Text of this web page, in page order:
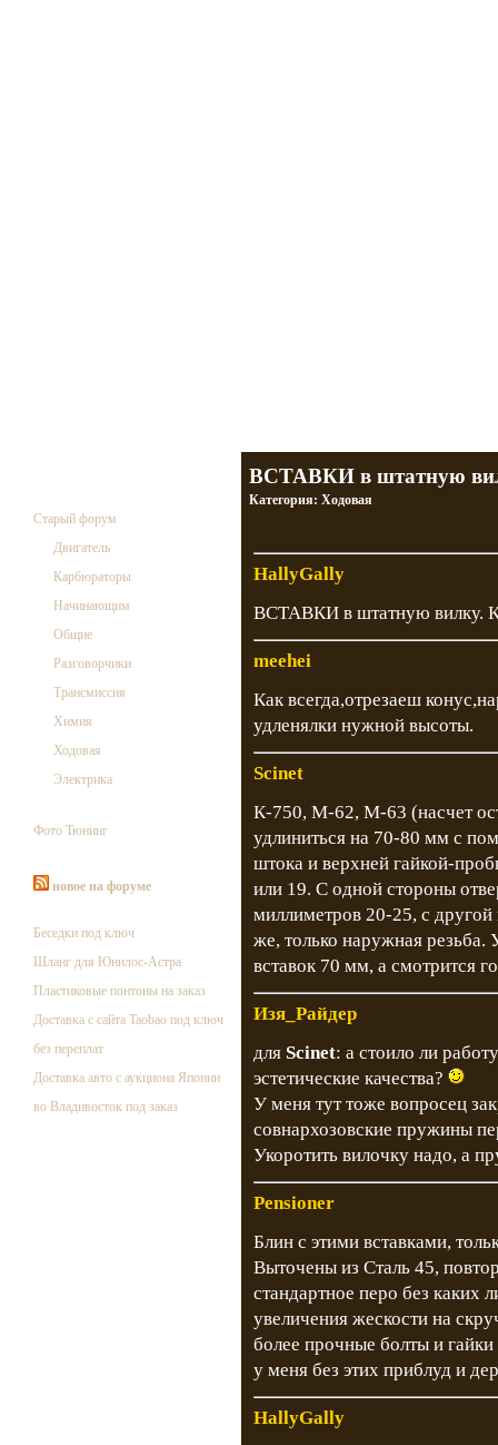
Старый форум
Двигатель
Карбюраторы
Начинающим
Общие
Разговорчики
Трансмиссия
Химия
Ходовая
Электрика
Фото Тюнинг
новое на форуме
Беседки под ключ
Шланг для Юнилос-Астра
Пластиковые понтоны на заказ
Доставка с сайта Taobao под ключ
без переплат
Доставка авто с аукциона Японии
во Владивосток под заказ
ВСТАВКИ в штатную
Категория: Ходовая
HallyGally
ВСТАВКИ в штатную вилку.
meehei
Как всегда,отрезаеш
удленялки нужной высоты.
Scinet
К-750, М-62, М-63 (насчет
удлиниться на 70-80 мм с
штока и верхней гайкой-
или 19. С одной стороны
миллиметров 20-25, с другой
же, только наружная резьба.
вставок 70 мм, а смотрится
Изя_Райдер
для Scinet: а стоило ли
эстетические качества?
У меня тут тоже вопросец
совнархозовские пружины
Укоротить вилочку надо, а
Pensioner
Блин с этими вставками,
Выточены из Сталь 45,
стандартное перо без каких
увеличения жескости на
более прочные болты и
у меня без этих приблуд и
HallyGally